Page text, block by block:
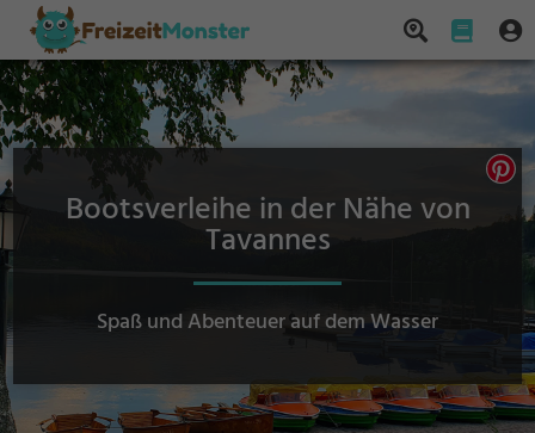
Bootsverleihe in der Nähe von
Tavannes
Spaß und Abenteuer auf dem Wasser